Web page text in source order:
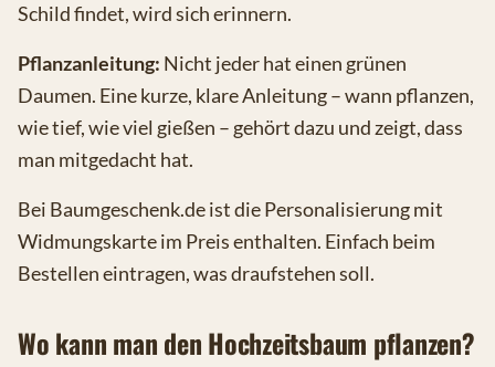
Schild findet, wird sich erinnern.
Pflanzanleitung: Nicht jeder hat einen grünen
Daumen. Eine kurze, klare Anleitung – wann pflanzen,
wie tief, wie viel gießen – gehört dazu und zeigt, dass
man mitgedacht hat.
Bei Baumgeschenk.de ist die Personalisierung mit
Widmungskarte im Preis enthalten. Einfach beim
Bestellen eintragen, was draufstehen soll.
Wo kann man den Hochzeitsbaum pflanzen?